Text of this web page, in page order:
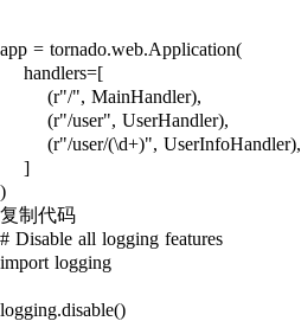
app = tornado.web.Application(
    handlers=[
        (r"/", MainHandler),
        (r"/user", UserHandler),
        (r"/user/(\d+)", UserInfoHandler),
    ]
)
复制代码
# Disable all logging features
import logging
logging.disable()